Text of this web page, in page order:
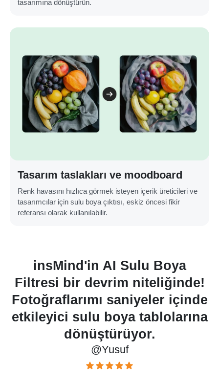
tasarımına dönüştürün.
Tasarım taslakları ve moodboard
Renk havasını hızlıca görmek isteyen içerik üreticileri ve
tasarımcılar için sulu boya çıktısı, eskiz öncesi fikir
referansı olarak kullanılabilir.
AI Sulu Boya
bir devrim niteliğinde!
saniyeler içinde
sulu boya tablolarına
dönüştürüyor.
boya